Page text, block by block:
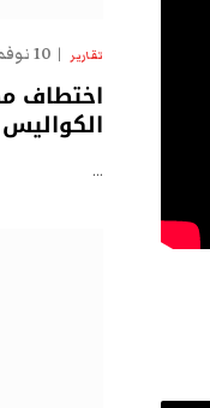
تقارير 10 نوفمبر، 2025
اختطاف
الكواليس
…